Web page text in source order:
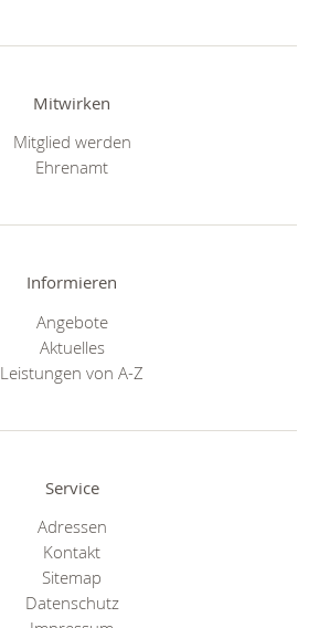
Mitwirken
Mitglied werden
Ehrenamt
Informieren
Angebote
Aktuelles
Leistungen von A-Z
Service
Adressen
Kontakt
Sitemap
Datenschutz